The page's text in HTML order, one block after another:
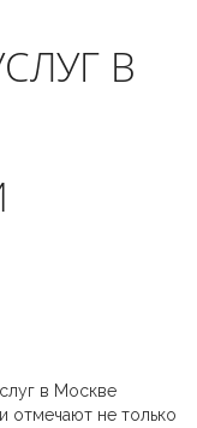
В
в Москве
отмечают не только